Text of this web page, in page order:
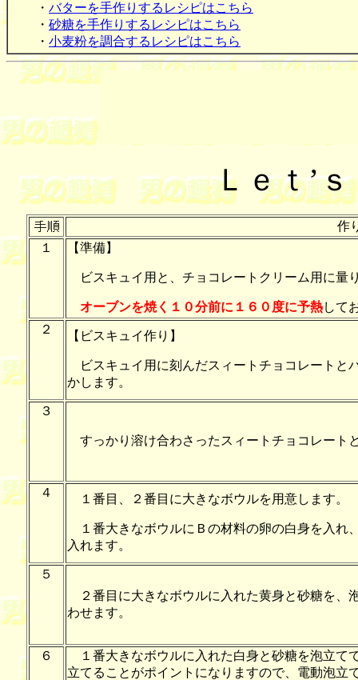
・ バターを手作りするレシピはこちら
・ 砂糖を手作りするレシピはこちら
・ 小麦粉を調合するレシピはこちら
Ｌｅｔ’
作
１
【準備】
ビスキュイ用と、チョコレートクリーム用に量
オーブンを焼く１０分前に１６０度に予熱して
２
【ビスキュイ作り】
ビスキュイ用に刻んだスィートチョコレートと
かします。
３
すっかり溶け合わさったスィートチョコレート
４ １番目、２番目に大きなボウルを用意します。
１番大きなボウルにＢの材料の卵の白身を入れ
入れます。
５
２番目に大きなボウルに入れた黄身と砂糖を、
わせます。
６
１番大きなボウルに入れた白身と砂糖を泡立て
立てることがポイントになりますので、電動泡立